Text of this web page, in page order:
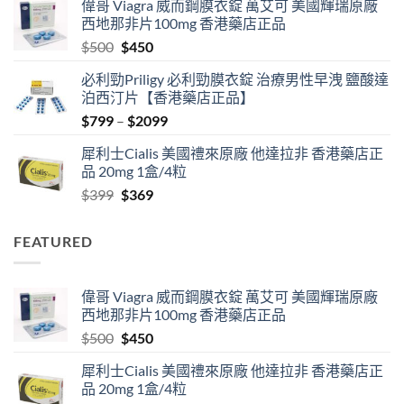
$489
through
偉哥 Viagra 威而鋼膜衣錠 萬艾可 美國輝瑞原廠
西地那非片100mg 香港藥店正品
$500 Original
was:
$500.
$450Current
is:
$450.
必利勁Priligy 必利勁膜衣錠 治療男性早洩 鹽酸達
泊西汀片【香港藥店正品】
$799 – $2099Price
$799
through
犀利士Cialis 美國禮來原廠 他達拉非 香港藥店正
品 20mg 1盒/4粒
$399 Original
$369Current
FEATURED
偉哥 Viagra 威而鋼膜衣錠 萬艾可 美國輝瑞原廠
西地那非片100mg 香港藥店正品
$500 Original
was:
$500.
$450Current
is:
$450.
犀利士Cialis 美國禮來原廠 他達拉非 香港藥店正
品 20mg 1盒/4粒